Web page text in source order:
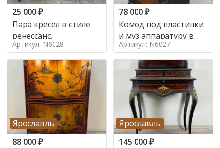
25 000₽
Пара кресел в стиле
ренессанс,
Артикул: N6028
78 000₽
Комод под пластинки
и муз аппаратуру в
стиле шинуазри,
Артикул: N6027
Ярославль
88 000₽
Ярославль
145 000₽